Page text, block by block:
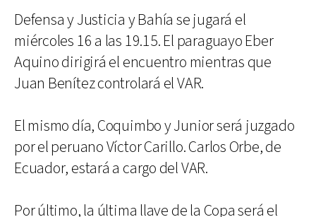
Defensa y Justicia y Bahía se jugará el
miércoles 16 a las 19.15. El paraguayo Eber
Aquino dirigirá el encuentro mientras que
Juan Benítez controlará el VAR.
El mismo día, Coquimbo y Junior será juzgado
por el peruano Víctor Carillo. Carlos Orbe, de
Ecuador, estará a cargo del VAR.
Por último, la última llave de la Copa será el